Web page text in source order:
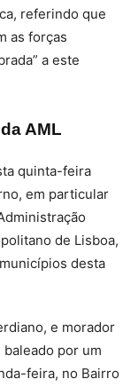
referindo que
as forças
a este
AML
quinta-feira
em particular
de Lisboa,
desta
e morador
baleado por um
feira, no Bairro